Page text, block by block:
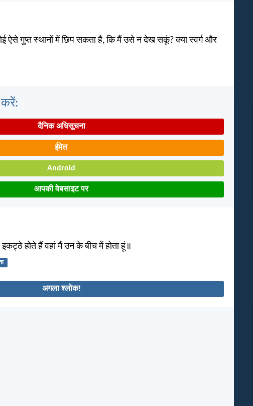
ऐसे गुप्त स्थानों में छिप सकता है, कि मैं उसे न देख सकूं? क्या स्वर्ग और
करें:
दैनिक अधिसूचना
ईमेल
Android
आपकी वेबसाइट पर
इकट्ठे होते हैं वहां मैं उन के बीच में होता हूं॥
अगला श्लोक!